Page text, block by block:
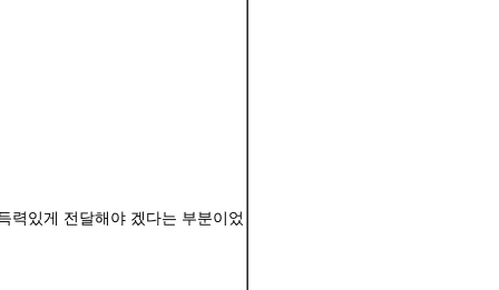
력있게 전달해야 겠다는 부분이었